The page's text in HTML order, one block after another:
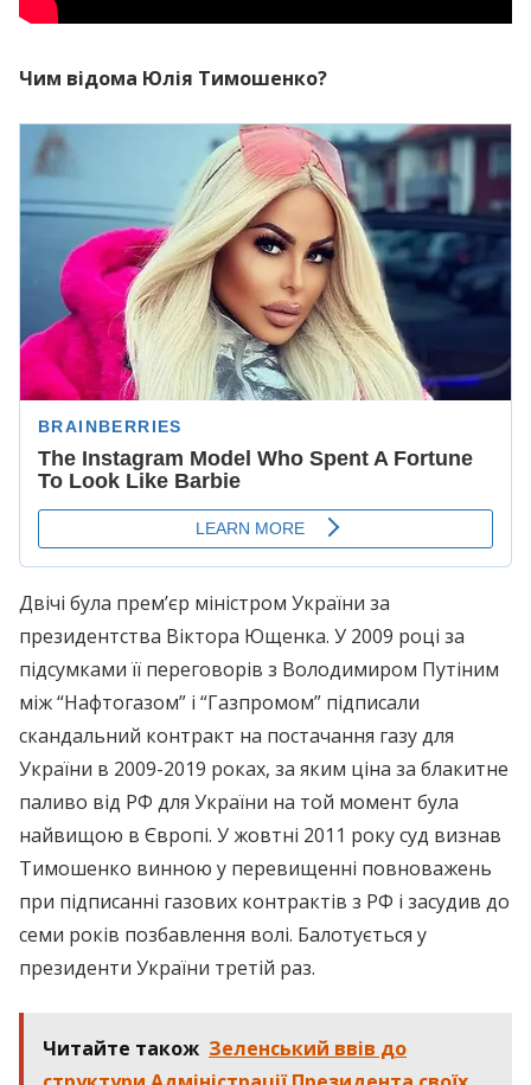
Чим відома Юлія Тимошенко?
Двічі була прем’єр міністром України за
президентства Віктора Ющенка. У 2009 році за
підсумками її переговорів з Володимиром Путіним
між “Нафтогазом” і “Газпромом” підписали
скандальний контракт на постачання газу для
України в 2009-2019 роках, за яким ціна за блакитне
паливо від РФ для України на той момент була
найвищою в Європі. У жовтні 2011 року суд визнав
Тимошенко винною у перевищенні повноважень
при підписанні газових контрактів з РФ і засудив до
семи років позбавлення волі. Балотується у
президенти України третій раз.
Читайте також Зеленський ввів до